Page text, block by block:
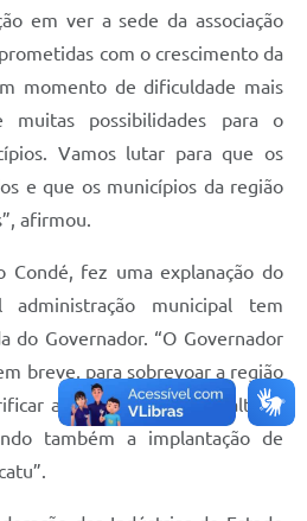
em ver a sede da associação
com o crescimento da
momento de dificuldade mais
possibilidades para o
Vamos lutar para que os
e que os municípios da região
afirmou.
Condé, fez uma explanação do
municipal tem
do Governador. “O Governador
breve, para sobrevoar a região
a importância de asfaltar a
também a implantação de